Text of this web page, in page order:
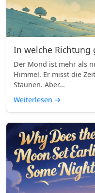
In welche Richtung
Der Mond ist mehr als
Himmel. Er misst die
Staunen. Aber...
Weiterlesen →